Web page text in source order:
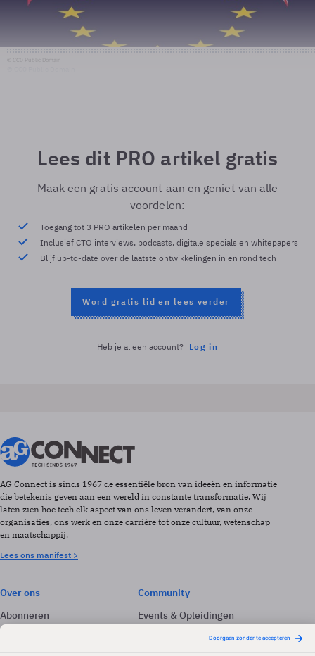
Lees dit PRO artikel gratis
Maak een gratis account aan en geniet van alle
voordelen:
Toegang tot 3 PRO artikelen per maand
Inclusief CTO interviews, podcasts, digitale specials en whitepapers
Blijf up-to-date over de laatste ontwikkelingen in en rond tech
Word gratis lid en lees verder
Heb je al een account? Log in
AG Connect is sinds 1967 de essentiële bron van ideeën en informatie
die betekenis geven aan een wereld in constante transformatie. Wij
laten zien hoe tech elk aspect van ons leven verandert, van onze
organisaties, ons werk en onze carrière tot onze cultuur, wetenschap
en maatschappij.
Lees ons manifest >
Over ons
Abonneren
Adverteren
Community
Events & Opleidingen